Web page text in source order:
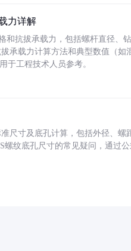
力详解
和抗拔承载力，包括螺杆直径、
承载力计算方法和典型数值（
于工程技术人员参考。
尺寸及底孔计算，包括外径、
螺纹底孔尺寸的常见疑问，通过